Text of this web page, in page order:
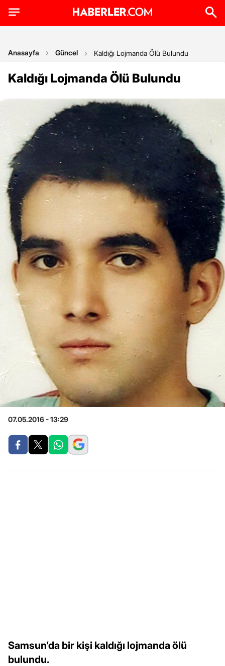
Anasayfa Güncel Kaldığı Lojmanda Ölü Bulundu
Kaldığı Lojmanda Ölü Bulundu
07.05.2016 - 13:29
Samsun’da bir kişi kaldığı lojmanda ölü
bulundu.